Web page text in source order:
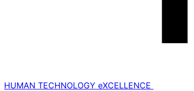
HUMAN TECHNOLOGY eXCELLENCE